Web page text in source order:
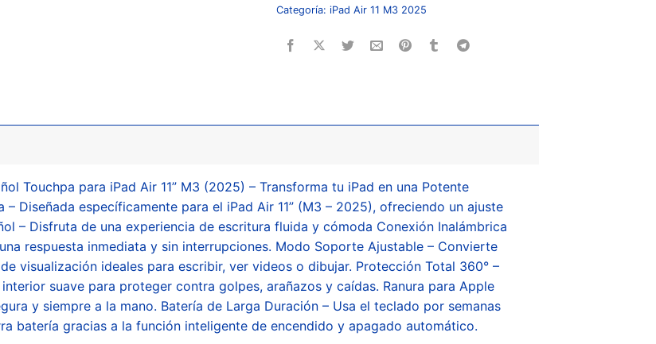
Categoría: iPad Air 11 M3 2025
Touchpa para iPad Air 11” M3 (2025) – Transforma tu iPad en una Potente
Diseñada específicamente para el iPad Air 11” (M3 – 2025), ofreciendo un ajuste
– Disfruta de una experiencia de escritura fluida y cómoda Conexión Inalámbrica
respuesta inmediata y sin interrupciones. Modo Soporte Ajustable – Convierte
visualización ideales para escribir, ver videos o dibujar. Protección Total 360° –
suave para proteger contra golpes, arañazos y caídas. Ranura para Apple
y siempre a la mano. Batería de Larga Duración – Usa el teclado por semanas
batería gracias a la función inteligente de encendido y apagado automático.